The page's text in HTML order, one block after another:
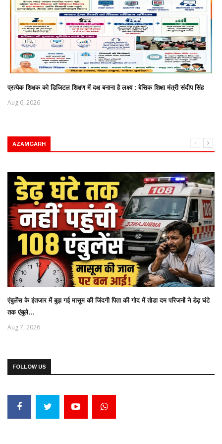
प्रत्येक शिक्षक को डिजिटल शिक्षण में दक्ष बनाना है लक्ष्य : बेसिक शिक्षा मंत्री संदीप सिंह
Aug 6, 2026
AZAMGARH
एंबुलेंस के इंतजार में बुझ गई मासूम की जिंदगी पिता की गोद में तोडा दम परिजनों ने डेढ़ घंटे
तक एंबुले...
Aug 7, 2026
FOLLOW US